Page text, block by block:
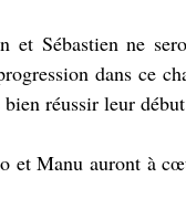
et Sébastien ne
dans ce
réussir leur
et Manu auront à